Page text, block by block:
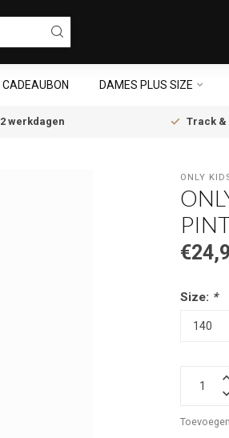
CADEAUBON DAMES PLUS SIZE
2 werkdagen Track &
ONLY
Size: *